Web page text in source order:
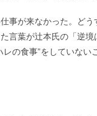
事が来なかった。ど
言葉が辻本氏の「逆
の食事”をしていない